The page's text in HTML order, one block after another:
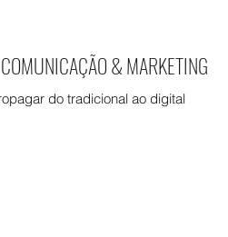
& MARKETING
do tradicional ao digital